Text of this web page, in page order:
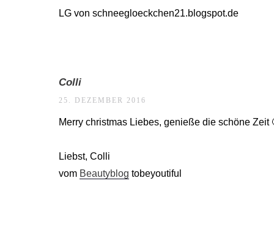
LG von schneegloeckchen21.blogspot.de
Colli
25. DEZEMBER 2016
Merry christmas Liebes, genieße die schöne Zeit
Liebst, Colli
vom Beautyblog tobeyoutiful